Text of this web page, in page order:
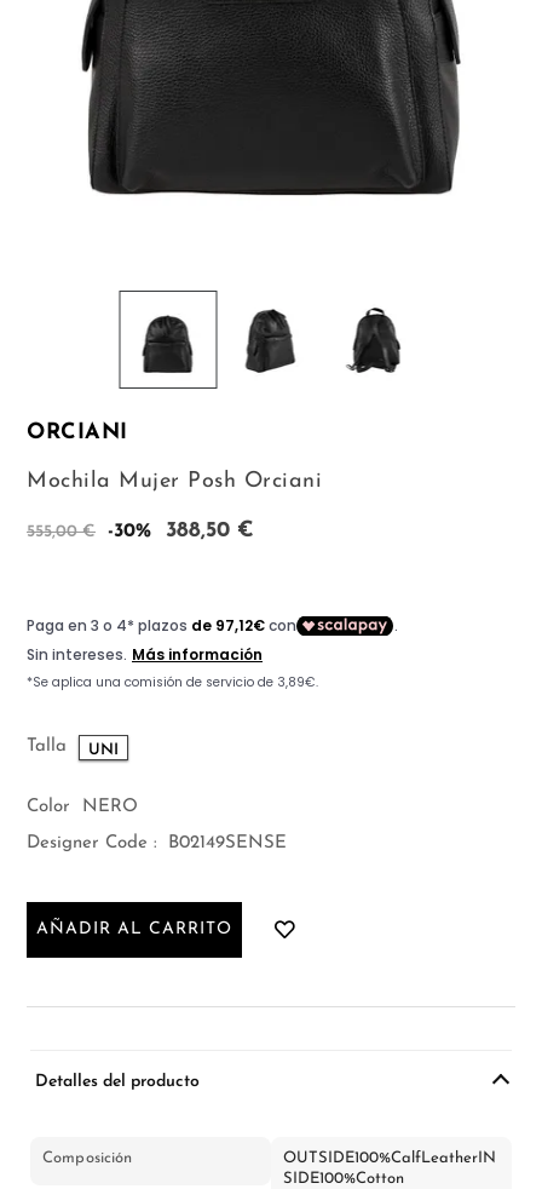
ORCIANI
Mochila Mujer Posh Orciani
555,00 € -30% 388,50 €
Talla UNI
Color
NERO
Designer Code :
B02149SENSE
AÑADIR AL CARRITO
Detalles del producto
Composición
OUTSIDE100%CalfLeatherIN
SIDE100%Cotton